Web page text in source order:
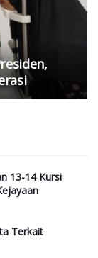
13-14 Kursi
Terkait